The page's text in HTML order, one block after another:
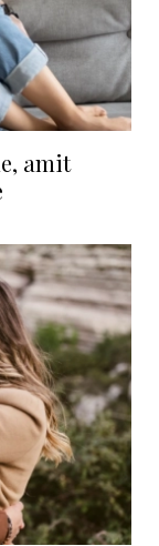
amit